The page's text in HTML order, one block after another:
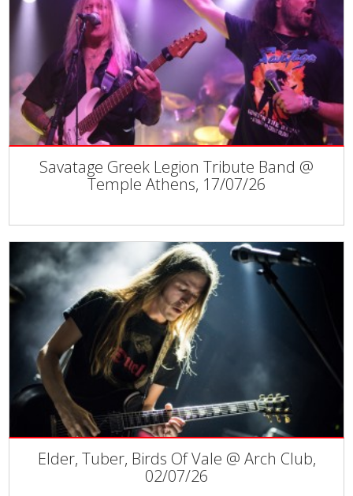
Savatage Greek Legion Tribute Band @
Temple Athens, 17/07/26
Elder, Tuber, Birds Of Vale @ Arch Club,
02/07/26